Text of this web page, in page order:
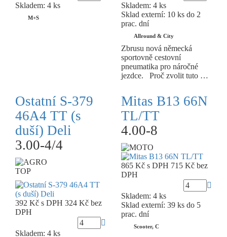
Skladem: 4 ks
M+S
Skladem: 4 ks
Sklad externí: 10 ks do 2
prac. dní
Allround & City
Zbrusu nová německá
sportovně cestovní
pneumatika pro náročné
jezdce. Proč zvolit tuto …
Ostatní S-379
46A4 TT (s
duší) Deli
3.00-4/4
TOP
392 Kč s DPH 324 Kč bez
DPH
Skladem: 4 ks
Mitas B13 66N
TL/TT
4.00-8
865 Kč s DPH 715 Kč bez
DPH
Skladem: 4 ks
Sklad externí: 39 ks do 5
prac. dní
Scooter, C